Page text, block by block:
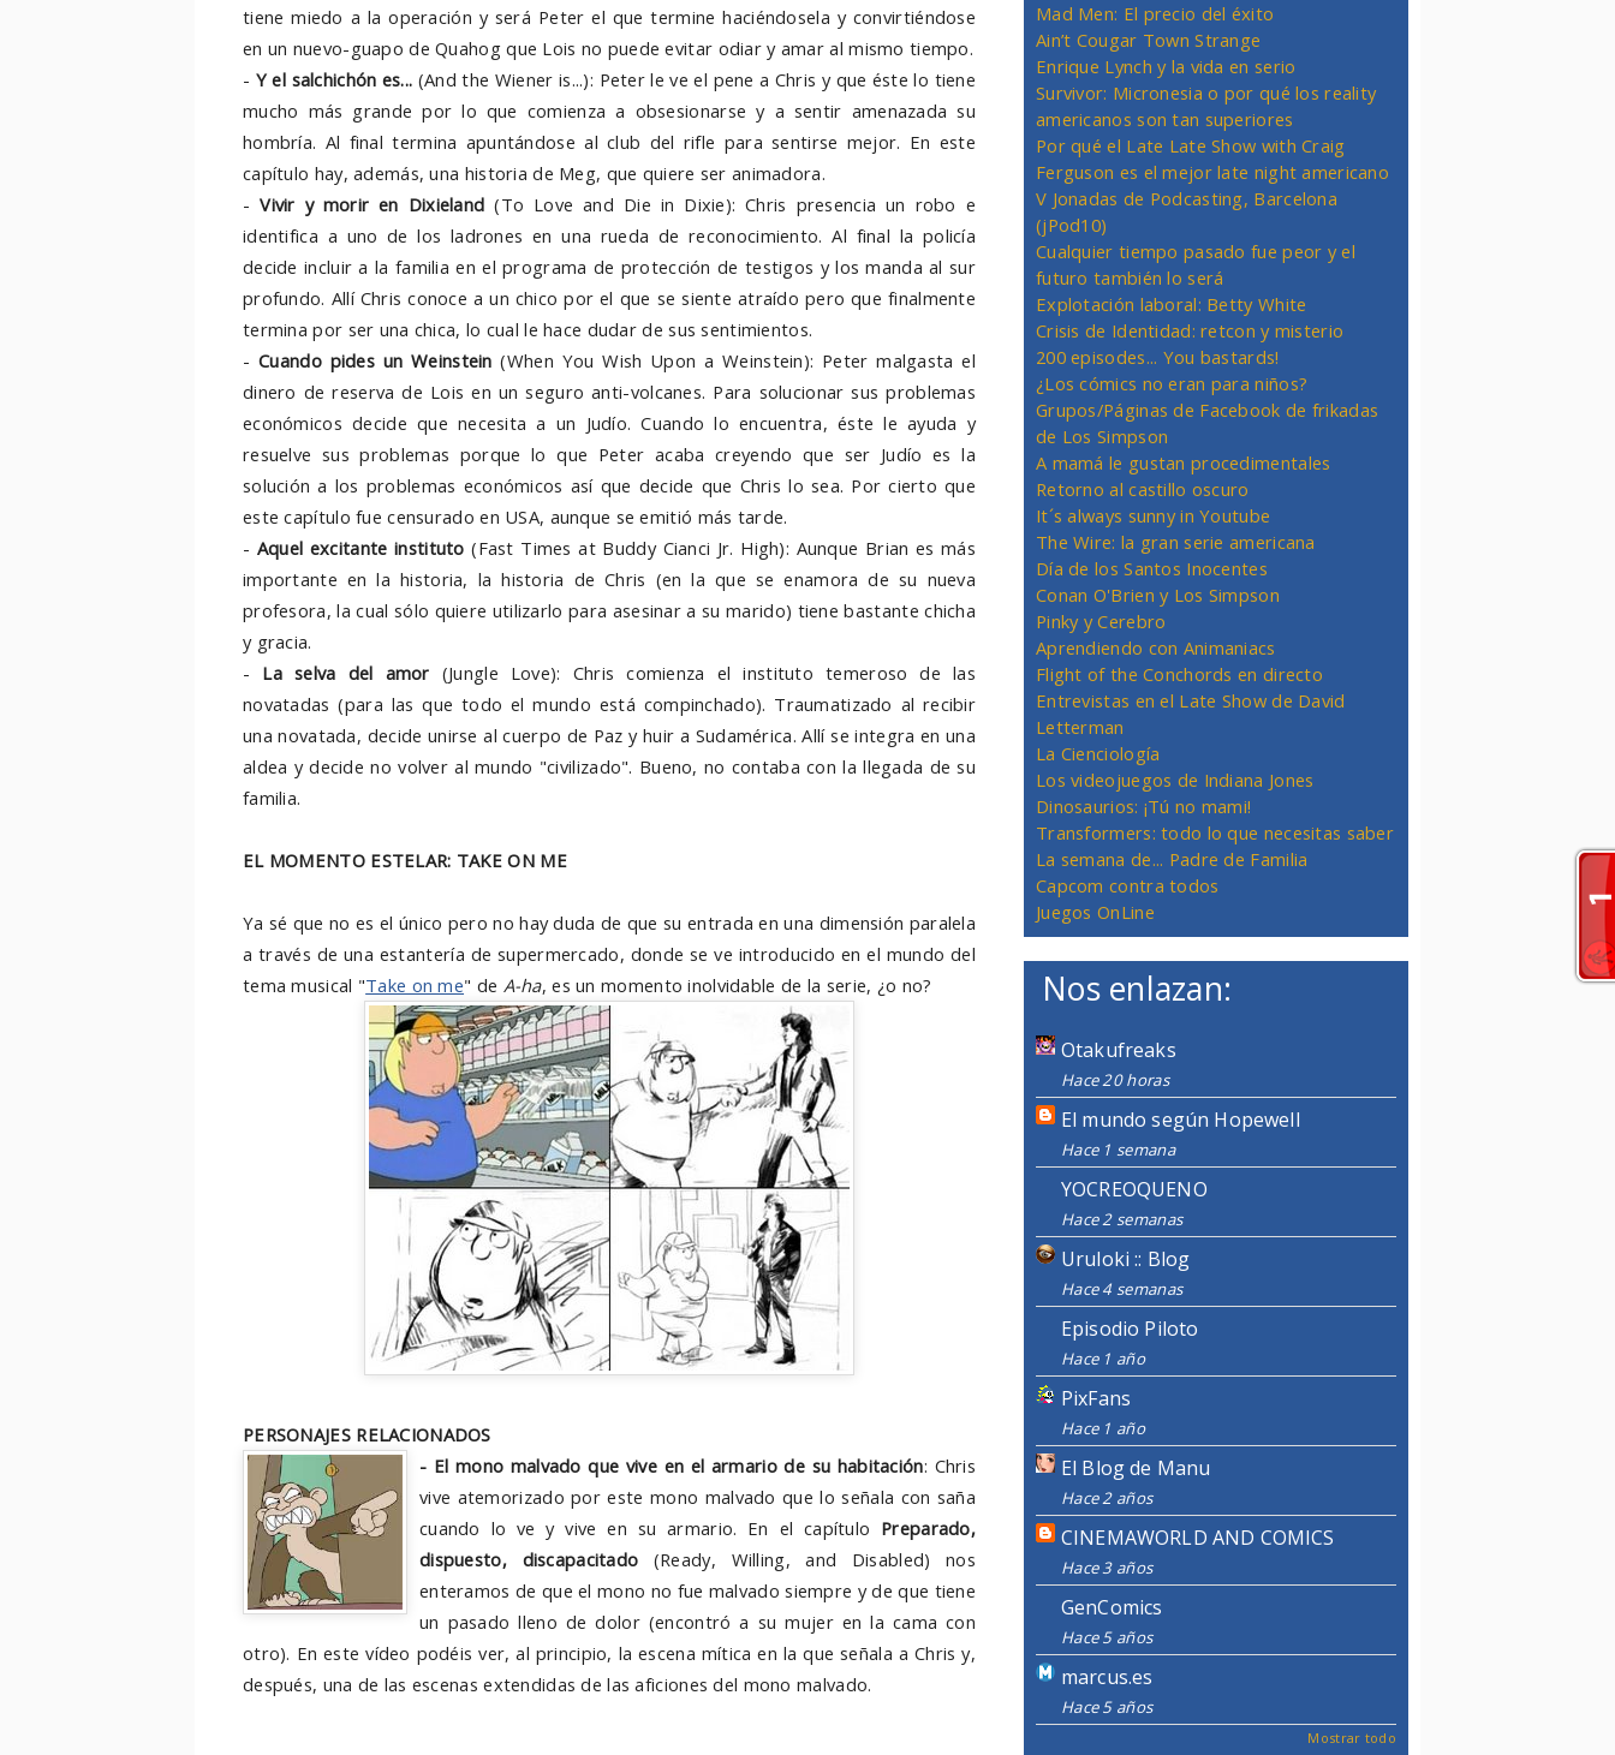
tiene miedo a la operación y será Peter el que termine haciéndosela y convirtiéndose
en un nuevo-guapo de Quahog que Lois no puede evitar odiar y amar al mismo tiempo.
- Y el salchichón es... (And the Wiener is...): Peter le ve el pene a Chris y que éste lo tiene
mucho más grande por lo que comienza a obsesionarse y a sentir amenazada su
hombría. Al final termina apuntándose al club del rifle para sentirse mejor. En este
capítulo hay, además, una historia de Meg, que quiere ser animadora.
-Vivir y morir en Dixieland (To Love and Die in Dixie): Chris presencia un robo e
identifica a uno de los ladrones en una rueda de reconocimiento. Al final la policía
decide incluir a la familia en el programa de protección de testigos y los manda al sur
profundo. Allí Chris conoce a un chico por el que se siente atraído pero que finalmente
termina por ser una chica, lo cual le hace dudar de sus sentimientos.
-Cuando pides un Weinstein (When You Wish Upon a Weinstein): Peter malgasta el
dinero de reserva de Lois en un seguro anti-volcanes. Para solucionar sus problemas
económicos decide que necesita a un Judío. Cuando lo encuentra, éste le ayuda y
resuelve sus problemas porque lo que Peter acaba creyendo que ser Judío es la
solución a los problemas económicos así que decide que Chris lo sea. Por cierto que
este capítulo fue censurado en USA, aunque se emitió más tarde.
- Aquel excitante instituto (Fast Times at Buddy Cianci Jr. High): Aunque Brian es más
importante en la historia, la historia de Chris (en la que se enamora de su nueva
profesora, la cual sólo quiere utilizarlo para asesinar a su marido) tiene bastante chicha
y gracia.
- La selva del amor (Jungle Love): Chris comienza el instituto temeroso de las
novatadas (para las que todo el mundo está compinchado). Traumatizado al recibir
una novatada, decide unirse al cuerpo de Paz y huir a Sudamérica. Allí se integra en una
aldea y decide no volver al mundo "civilizado". Bueno, no contaba con la llegada de su
familia.
EL MOMENTO ESTELAR: TAKE ON ME
Ya sé que no es el único pero no hay duda de que su entrada en una dimensión paralela
a través de una estantería de supermercado, donde se ve introducido en el mundo del
tema musical "Take on me" de A-ha, es un momento inolvidable de la serie, ¿o no?
PERSONAJES RELACIONADOS
- El mono malvado que vive en el armario de su habitación: Chris
vive atemorizado por este mono malvado que lo señala con saña
cuando lo ve y vive en su armario. En el capítulo Preparado,
dispuesto, discapacitado (Ready, Willing, and Disabled) nos
enteramos de que el mono no fue malvado siempre y de que tiene
un pasado lleno de dolor (encontró a su mujer en la cama con
otro). En este vídeo podéis ver, al principio, la escena mítica en la que señala a Chris y,
después, una de las escenas extendidas de las aficiones del mono malvado.
Mad Men: El precio del éxito
Ain’t Cougar Town Strange
Enrique Lynch y la vida en serio
Survivor: Micronesia o por qué los reality
americanos son tan superiores
Por qué el Late Late Show with Craig
Ferguson es el mejor late night americano
V Jonadas de Podcasting, Barcelona
(jPod10)
Cualquier tiempo pasado fue peor y el
futuro también lo será
Explotación laboral: Betty White
Crisis de Identidad: retcon y misterio
200 episodes... You bastards!
¿Los cómics no eran para niños?
Grupos/Páginas de Facebook de frikadas
de Los Simpson
A mamá le gustan procedimentales
Retorno al castillo oscuro
It´s always sunny in Youtube
The Wire: la gran serie americana
Día de los Santos Inocentes
Conan O'Brien y Los Simpson
Pinky y Cerebro
Aprendiendo con Animaniacs
Flight of the Conchords en directo
Entrevistas en el Late Show de David
Letterman
La Cienciología
Los videojuegos de Indiana Jones
Dinosaurios: ¡Tú no mami!
Transformers: todo lo que necesitas saber
La semana de... Padre de Familia
Capcom contra todos
Juegos OnLine
Nos enlazan:
Otakufreaks
Hace 20 horas
El mundo según Hopewell
Hace 1 semana
YOCREOQUENO
Hace 2 semanas
Uruloki :: Blog
Hace 4 semanas
Episodio Piloto
Hace 1 año
PixFans
Hace 1 año
El Blog de Manu
Hace 2 años
CINEMAWORLD AND COMICS
Hace 3 años
GenComics
Hace 5 años
marcus.es
Hace 5 años
Mostrar todo